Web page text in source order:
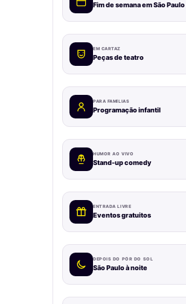
Fim de semana em São Paulo
EM CARTAZ
Peças de teatro
PARA FAMÍLIAS
Programação infantil
HUMOR AO VIVO
Stand-up comedy
ENTRADA LIVRE
Eventos gratuitos
DEPOIS DO PÔR DO SOL
São Paulo à noite